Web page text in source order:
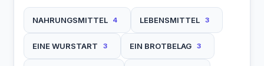
NAHRUNGSMITTEL 4 LEBENSMITTEL 3
EINE WURSTART 3 EIN BROTBELAG 3